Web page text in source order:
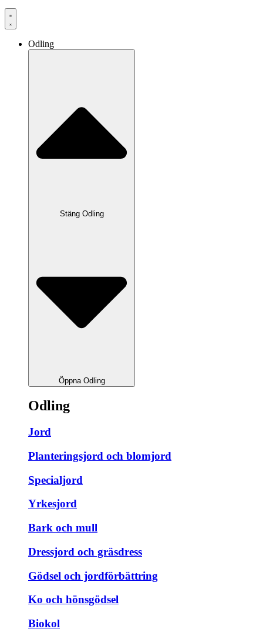
Odling
Stäng Odling
Öppna Odling
Odling
Jord
Planteringsjord och blomjord
Specialjord
Yrkesjord
Bark och mull
Dressjord och gräsdress
Gödsel och jordförbättring
Ko och hönsgödsel
Biokol